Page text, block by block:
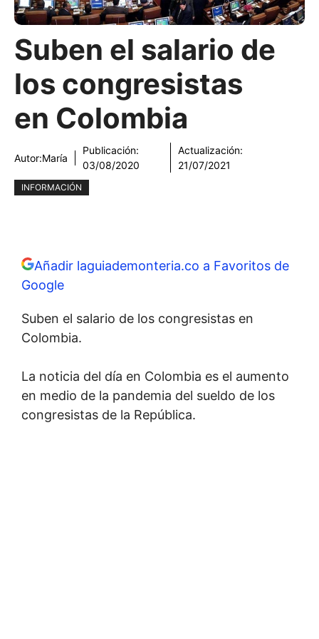
Suben el salario de
los congresistas
en Colombia
Autor:María
Publicación:
03/08/2020
Actualización:
21/07/2021
INFORMACIÓN
Añadir laguiademonteria.co a Favoritos de
Google
Suben el salario de los congresistas en
Colombia.
La noticia del día en Colombia es el aumento
en medio de la pandemia del sueldo de los
congresistas de la República.